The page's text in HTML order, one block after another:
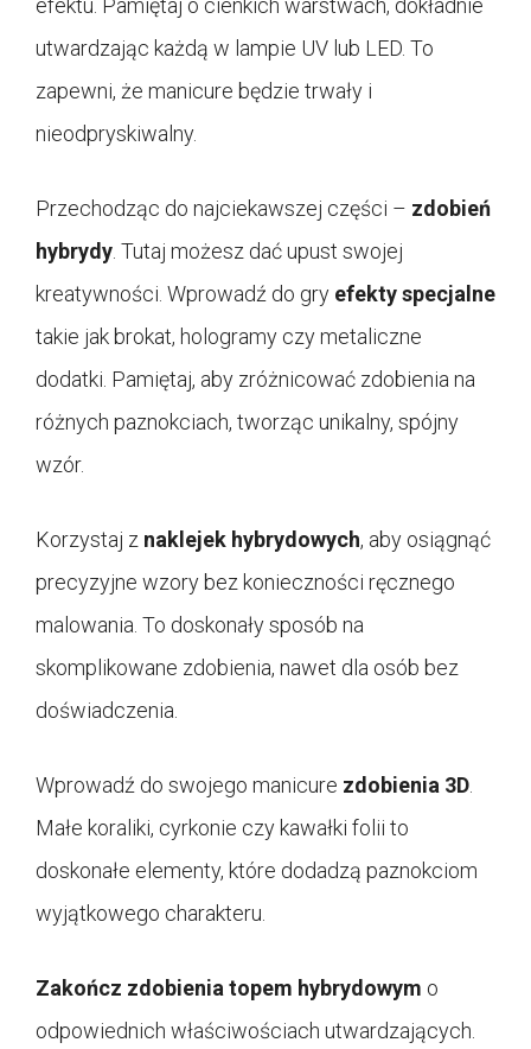
efektu. Pamiętaj o cienkich warstwach, dokładnie
utwardzając każdą w lampie UV lub LED. To
zapewni, że manicure będzie trwały i
nieodpryskiwalny.
Przechodząc do najciekawszej części – zdobień
hybrydy . Tutaj możesz dać upust swojej
kreatywności. Wprowadź do gry efekty specjalne
takie jak brokat, hologramy czy metaliczne
dodatki. Pamiętaj, aby zróżnicować zdobienia na
różnych paznokciach, tworząc unikalny, spójny
wzór.
Korzystaj z naklejek hybrydowych, aby osiągnąć
precyzyjne wzory bez konieczności ręcznego
malowania. To doskonały sposób na
skomplikowane zdobienia, nawet dla osób bez
doświadczenia.
Wprowadź do swojego manicure zdobienia 3D
Małe koraliki, cyrkonie czy kawałki folii to
doskonałe elementy, które dodadzą paznokciom
wyjątkowego charakteru.
Zakończ zdobienia topem hybrydowym o
odpowiednich właściwościach utwardzających.